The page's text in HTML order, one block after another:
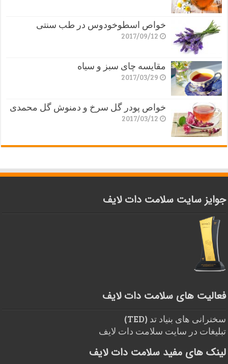
خواص اسطوخودوس در طب سنتی
2017/09/12
مقایسه چای سبز و سیاه
2017/03/29
خواص پودر گل سرخ و دمنوش گل محمدی
2017/03/12
جوایز سایت سلامت دات لایف
فعالیت های سلامت دات لایف
سخنرانی های بنیاد تد (TED)
تبلیغات در سایت سلامت دات لایف
لینک های مفید سلامت دات لایف